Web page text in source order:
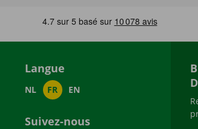
Langue
NL FR EN
Suivez-nous